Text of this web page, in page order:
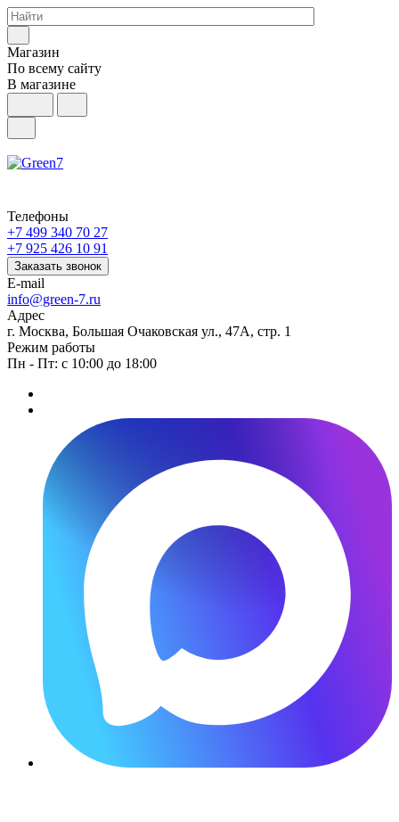
Магазин
По всему сайту
В магазине
Телефоны
+7 499 340 70 27
+7 925 426 10 91
Заказать звонок
E-mail
info@green-7.ru
Адрес
г. Москва, Большая Очаковская ул., 47А, стр. 1
Режим работы
Пн - Пт: с 10:00 до 18:00